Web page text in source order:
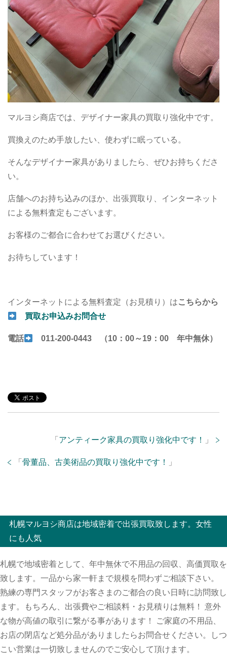
マルヨシ商店では、デザイナー家具の買取り強化中です。
買換えのため手放したい、使わずに眠っている。
そんなデザイナー家具がありましたら、ぜひお持ちくださ
い。
店舗へのお持ち込みのほか、出張買取り、インターネット
による無料査定もございます。
お客様のご都合に合わせてお選びください。
お待ちしています！
インターネットによる無料査定（お見積り）はこちらから
買取お申込みお問合せ
電話 011-200-0443 （10：00～19：00 年中無休）
「 アンティーク家具の買取り強化中です！ 」
「 骨董品、古美術品の買取り強化中です！ 」
札幌マルヨシ商店は地域密着で出張買取致します。女性
にも人気
札幌で地域密着として、年中無休で不用品の回収、高価買取を
致します。一品から家一軒まで規模を問わずご相談下さい。
熟練の専門スタッフがお客さまのご都合の良い日時に訪問致し
ます。もちろん、出張費やご相談料・お見積りは無料！ 意外
な物が高値の取引に繋がる事があります！ ご家庭の不用品、
お店の閉店など処分品がありましたらお問合せください。しつ
こい営業は一切致しませんのでご安心して頂けます。